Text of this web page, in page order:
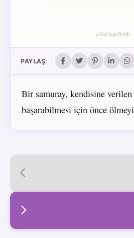
PAYLAŞ:
Bir samuray, kendisine
başarabilmesi için önce